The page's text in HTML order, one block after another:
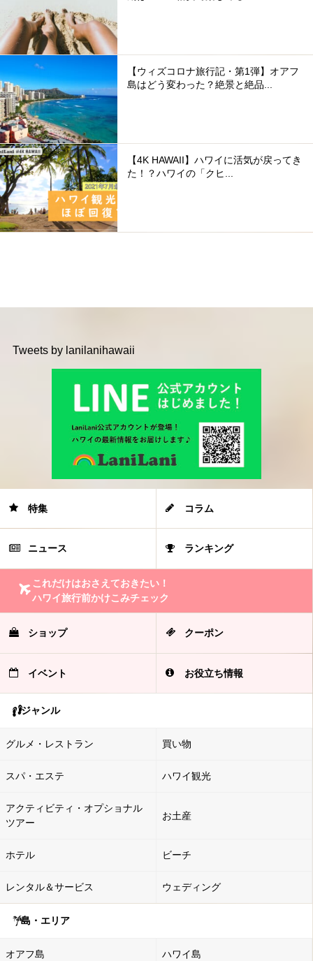
【ウィズコロナ旅行記・第1弾】オアフ
島はどう変わった？絶景と絶品...
【4K HAWAII】ハワイに活気が戻ってき
た！？ハワイの「クヒ...
Tweets by lanilanihawaii
特集 コラム
ニュース ランキング
これだけはおさえておきたい！
ハワイ旅行前かけこみチェック
ショップ クーポン
イベント お役立ち情報
ジャンル
グルメ・レストラン 買い物
スパ・エステ ハワイ観光
アクティビティ・オプショナル
ツアー
お土産
ホテル ビーチ
レンタル＆サービス ウェディング
島・エリア
オアフ島 ハワイ島